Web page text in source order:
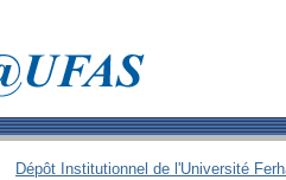
Dépôt Institutionnel de l'Université